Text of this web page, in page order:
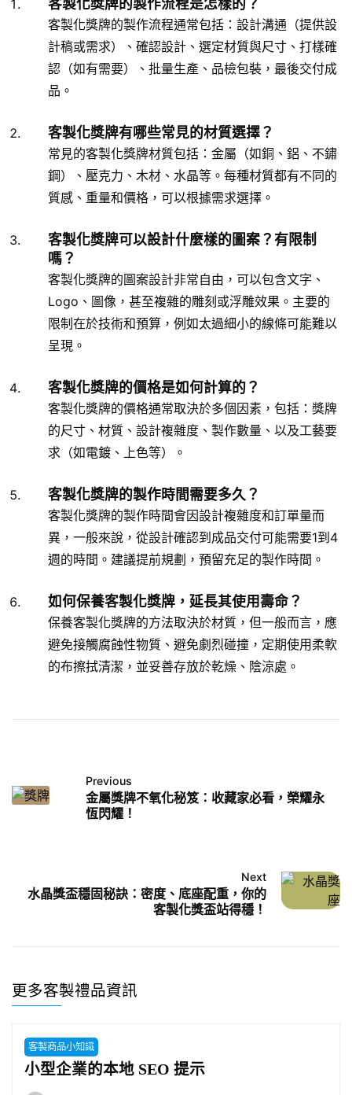
客製化獎牌的製作流程是怎樣的？
客製化獎牌的製作流程通常包括：設計溝通（提供設
計稿或需求）、確認設計、選定材質與尺寸、打樣確
認（如有需要）、批量生產、品檢包裝，最後交付成
品。
客製化獎牌有哪些常見的材質選擇？
常見的客製化獎牌材質包括：金屬（如銅、鋁、不鏽
鋼）、壓克力、木材、水晶等。每種材質都有不同的
質感、重量和價格，可以根據需求選擇。
客製化獎牌可以設計什麼樣的圖案？有限制
嗎？
客製化獎牌的圖案設計非常自由，可以包含文字、
Logo、圖像，甚至複雜的雕刻或浮雕效果。主要的
限制在於技術和預算，例如太過細小的線條可能難以
呈現。
客製化獎牌的價格是如何計算的？
客製化獎牌的價格通常取決於多個因素，包括：獎牌
的尺寸、材質、設計複雜度、製作數量、以及工藝要
求（如電鍍、上色等）。
客製化獎牌的製作時間需要多久？
客製化獎牌的製作時間會因設計複雜度和訂單量而
異，一般來說，從設計確認到成品交付可能需要1到4
週的時間。建議提前規劃，預留充足的製作時間。
如何保養客製化獎牌，延長其使用壽命？
保養客製化獎牌的方法取決於材質，但一般而言，應
避免接觸腐蝕性物質、避免劇烈碰撞，定期使用柔軟
的布擦拭清潔，並妥善存放於乾燥、陰涼處。
Previous
金屬獎牌不氧化秘笈：收藏家必看，榮耀永
恆閃耀！
Next
水晶獎盃穩固秘訣：密度、底座配重，你的
客製化獎盃站得穩！
更多客製禮品資訊
客製商品小知識
小型企業的本地 SEO 提示